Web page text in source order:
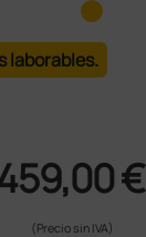
laborables.
€
(Precio sin IVA)